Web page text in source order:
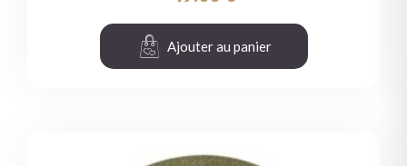
Ajouter au panier